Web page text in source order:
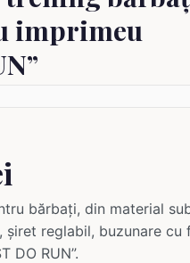
imprimeu
bărbați, din material
șiret reglabil, buzunare cu
DO RUN”.